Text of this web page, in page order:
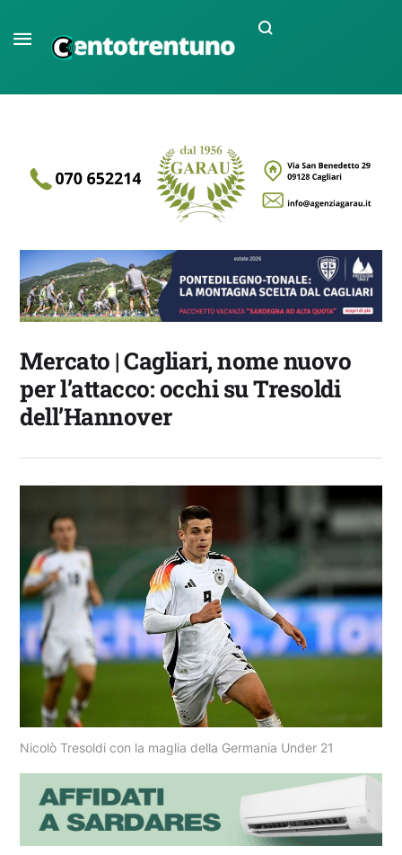
Mercato | Cagliari, nome nuovo
per l’attacco: occhi su Tresoldi
dell’Hannover
Nicolò Tresoldi con la maglia della Germania Under 21